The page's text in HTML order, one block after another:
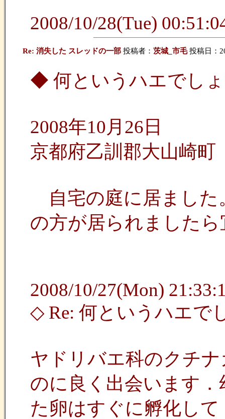
2008/10/28(Tue)
Re: 消失した スレッドの一部 投稿者： 茨城_市毛投稿日：
◆ 何というハエでしょ
2008年10月26日
京都府乙訓郡大山崎町
自宅の庭に居ました
の方が居られました
2008/10/27(Mon)
◇ Re: 何というハエで
ヤドリバエ科のクチ
のに良く出会います
た卵はすぐに孵化し